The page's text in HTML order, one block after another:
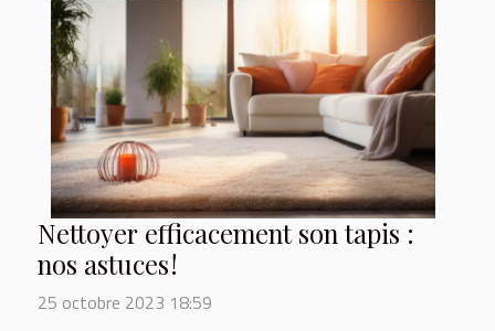
Nettoyer efficacement son tapis :
nos astuces !
25 octobre 2023 18:59